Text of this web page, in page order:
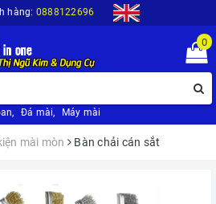
hàng: 0888122696
0
, Đá mài, Máy mài
mài mòn Bàn chải cán sắt